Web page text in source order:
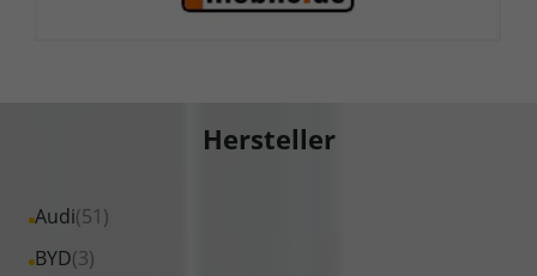
Hersteller
Audi(51)
Alle
Fahrzeuge
BYD(3)
Alle